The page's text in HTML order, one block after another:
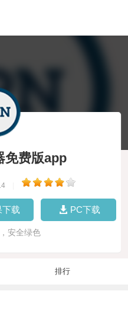
免费版app
下载 PC下载
安全绿色
排行